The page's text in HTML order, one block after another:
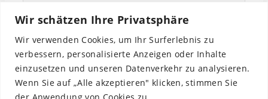
Wir schätzen Ihre Privatsphäre
Wir verwenden Cookies, um Ihr Surferlebnis zu
verbessern, personalisierte Anzeigen oder Inhalte
einzusetzen und unseren Datenverkehr zu analysieren.
Wenn Sie auf „Alle akzeptieren" klicken, stimmen Sie
der Anwendung von Cookies zu.
Email
Indem Du fortfährst, akzeptierst Du unsere
Datenschutzerklärung.